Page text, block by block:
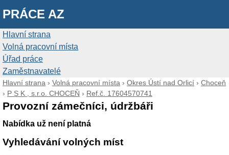
PRÁCE AZ
Hlavní strana
Volná pracovní místa
Úřad práce
Zaměstnavatelé
Hlavní strana › Volná pracovní místa › Okres Ústí nad Orlicí › Choceň
› P S K , s.r.o. CHOCEŇ › Ref.č. 17604570741
Provozní zámečníci, údržbáři
Nabídka už není platná
Vyhledávání volných míst